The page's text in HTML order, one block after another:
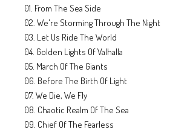
01. From The Sea Side
02. We're Storming Through The Night
03. Let Us Ride The World
04. Golden Lights Of Valhalla
05. March Of The Giants
06. Before The Birth Of Light
07. We Die, We Fly
08. Chaotic Realm Of The Sea
09. Chief Of The Fearless